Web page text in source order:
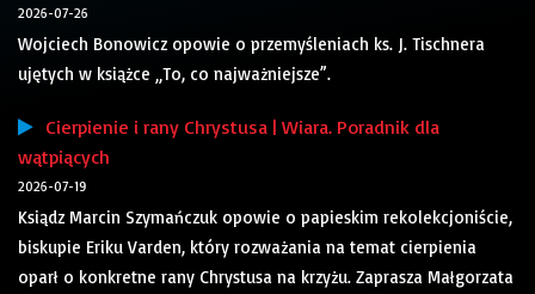
2026-07-26
Wojciech Bonowicz opowie o przemyśleniach ks. J. Tischnera
ujętych w książce „To, co najważniejsze”.
Cierpienie i rany Chrystusa | Wiara. Poradnik dla
wątpiących
2026-07-19
Ksiądz Marcin Szymańczuk opowie o papieskim rekolekcjoniście,
biskupie Eriku Varden, który rozważania na temat cierpienia
oparł o konkretne rany Chrystusa na krzyżu. Zaprasza Małgorzata